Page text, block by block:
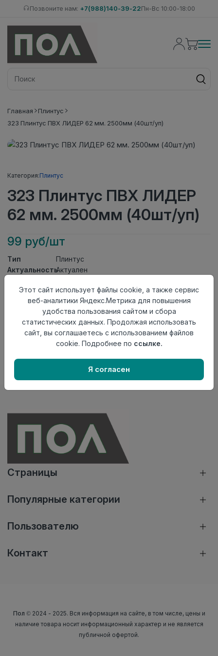
Позвоните нам: +7(988)140-39-22Пн-Вс 10:00-18:00
Главная
Плинтус
323 Плинтус ПВХ ЛИДЕР 62 мм. 2500мм (40шт/уп)
Категория:Плинтус
323 Плинтус ПВХ ЛИДЕР
62 мм. 2500мм (40шт/уп)
99 руб/шт
Тип
Плинтус
АктуальностьАктуален
Осталось5 шт
Добавить в корзину
Внимание! Внешний вид товара может отличаться от
представленного на настоящем сайте. Проверяйте
в момент приобретения товара.
Страницы
Популярные категории
Пользователю
Контакт
Пол © 2024 - 2025. Вся информация на сайте, в том числе, цены и
наличие товара носит информационный характер и не является
публичной офертой.
Этот сайт использует файлы cookie, а также сервис
веб-аналитики Яндекс.Метрика для повышения
удобства пользования сайтом и сбора
статистических данных. Продолжая использовать
сайт, вы соглашаетесь с использованием файлов
cookie. Подробнее по ссылке.
Я согласен